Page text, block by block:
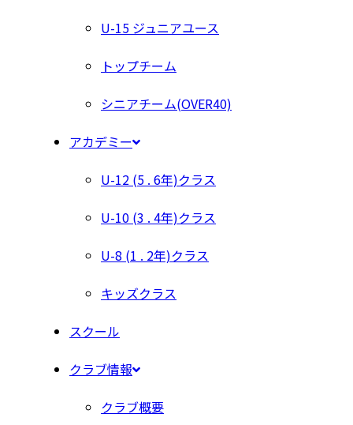
U-15 ジュニアユース
トップチーム
シニアチーム(OVER40)
アカデミー
U-12 (5 . 6年)クラス
U-10 (3 . 4年)クラス
U-8 (1 . 2年)クラス
キッズクラス
スクール
クラブ情報
クラブ概要